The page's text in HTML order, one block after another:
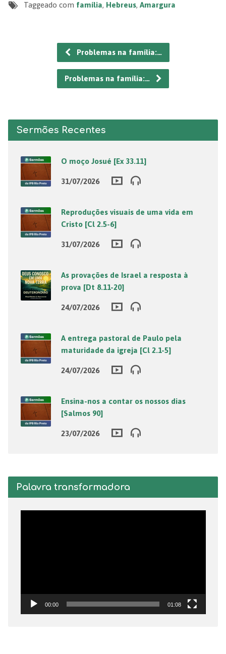
Taggeado com família, Hebreus, Amargura
Problemas na família:…
Problemas na família:…
Sermões Recentes
O moço Josué [Ex 33.11]
31/07/2026
Reproduções visuais de uma vida em
Cristo [Cl 2.5-6]
31/07/2026
As provações de Israel a resposta à
prova [Dt 8.11-20]
24/07/2026
A entrega pastoral de Paulo pela
maturidade da igreja [Cl 2.1-5]
24/07/2026
Ensina-nos a contar os nossos dias
[Salmos 90]
23/07/2026
Palavra transformadora
00:00 01:08